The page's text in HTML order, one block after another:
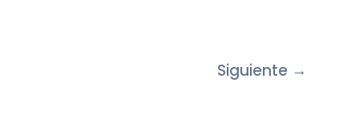
Siguiente →